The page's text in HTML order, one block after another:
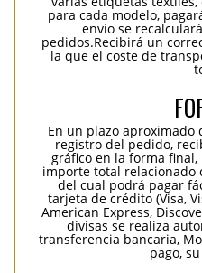
para cada modelo,
envío se
pedidos.Recibirá un
la que el coste de
En un plazo aproximado
registro del pedido,
gráfico en la forma
importe total relacionado
del cual podrá pagar
tarjeta de crédito (Visa,
American Express,
divisas se realiza
transferencia bancaria,
pago,